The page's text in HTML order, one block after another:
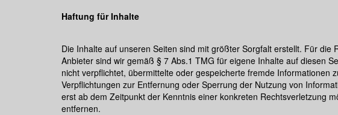
Haftung für Inhalte
Die Inhalte auf unseren Seiten sind mit größter Sorgfalt erstellt. Für
Anbieter sind wir gemäß § 7 Abs.1 TMG für eigene Inhalte auf diesen
nicht verpflichtet, übermittelte oder gespeicherte fremde Informationen
Verpflichtungen zur Entfernung oder Sperrung der Nutzung von
erst ab dem Zeitpunkt der Kenntnis einer konkreten Rechtsverletzung
entfernen.